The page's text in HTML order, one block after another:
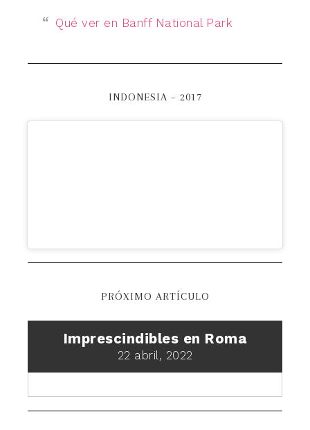
Qué ver en Banff National Park
INDONESIA – 2017
PRÓXIMO ARTÍCULO
Imprescindibles en Roma
22 abril, 2022